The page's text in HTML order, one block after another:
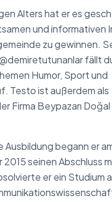
Alters hat er es
und informativen
zu gewinnen.
fällt
Humor, Sport und
Testo ist außerdem als
Firma Beypazarı
Ausbildung begann er
2015 seinen Abschluss
er ein Studium